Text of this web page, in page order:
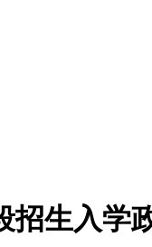
生入学